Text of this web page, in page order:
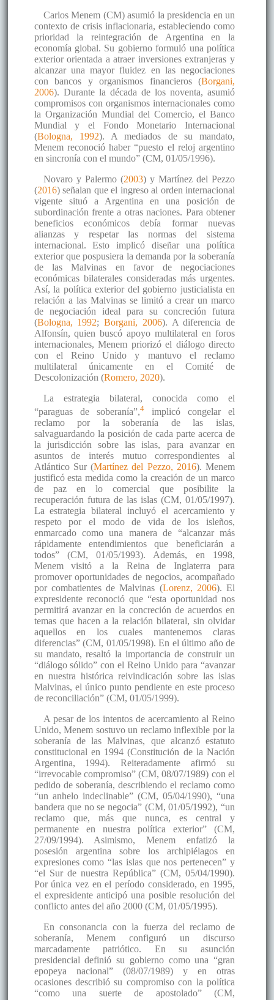
Carlos Menem (CM) asumió la presidencia en un
contexto de crisis inflacionaria, estableciendo como
prioridad la reintegración de Argentina en la
economía global. Su gobierno formuló una política
exterior orientada a atraer inversiones extranjeras y
alcanzar una mayor fluidez en las negociaciones
con bancos y organismos financieros (Borgani,
2006). Durante la década de los noventa, asumió
compromisos con organismos internacionales como
la Organización Mundial del Comercio, el Banco
Mundial y el Fondo Monetario Internacional
(Bologna, 1992). A mediados de su mandato,
Menem reconoció haber “puesto el reloj argentino
en sincronía con el mundo” (CM, 01/05/1996).
Novaro y Palermo (2003) y Martínez del Pezzo
(2016) señalan que el ingreso al orden internacional
vigente situó a Argentina en una posición de
subordinación frente a otras naciones. Para obtener
beneficios económicos debía formar nuevas
alianzas y respetar las normas del sistema
internacional. Esto implicó diseñar una política
exterior que pospusiera la demanda por la soberanía
de las Malvinas en favor de negociaciones
económicas bilaterales consideradas más urgentes.
Así, la política exterior del gobierno justicialista en
relación a las Malvinas se limitó a crear un marco
de negociación ideal para su concreción futura
(Bologna, 1992;Borgani, 2006). A diferencia de
Alfonsín, quien buscó apoyo multilateral en foros
internacionales, Menem priorizó el diálogo directo
con el Reino Unido y mantuvo el reclamo
multilateral únicamente en el Comité de
Descolonización (Romero, 2020).
La estrategia bilateral, conocida como el
“paraguas de soberanía”,4implicó congelar el
reclamo por la soberanía de las islas,
salvaguardando la posición de cada parte acerca de
la jurisdicción sobre las islas, para avanzar en
asuntos de interés mutuo correspondientes al
Atlántico Sur (Martínez del Pezzo, 2016). Menem
justificó esta medida como la creación de un marco
de paz en lo comercial que posibilite la
recuperación futura de las islas (CM, 01/05/1997).
La estrategia bilateral incluyó el acercamiento y
respeto por el modo de vida de los isleños,
enmarcado como una manera de “alcanzar más
rápidamente entendimientos que beneficiarán a
todos” (CM, 01/05/1993). Además, en 1998,
Menem visitó a la Reina de Inglaterra para
promover oportunidades de negocios, acompañado
por combatientes de Malvinas (Lorenz, 2006). El
expresidente reconoció que “esta oportunidad nos
permitirá avanzar en la concreción de acuerdos en
temas que hacen a la relación bilateral, sin olvidar
aquellos en los cuales mantenemos claras
diferencias” (CM, 01/05/1998). En el último año de
su mandato, resaltó la importancia de construir un
“diálogo sólido” con el Reino Unido para “avanzar
en nuestra histórica reivindicación sobre las islas
Malvinas, el único punto pendiente en este proceso
de reconciliación” (CM, 01/05/1999).
A pesar de los intentos de acercamiento al Reino
Unido, Menem sostuvo un reclamo inflexible por la
soberanía de las Malvinas, que alcanzó estatuto
constitucional en 1994 (Constitución de la Nación
Argentina, 1994). Reiteradamente afirmó su
“irrevocable compromiso” (CM, 08/07/1989) con el
pedido de soberanía, describiendo el reclamo como
“un anhelo indeclinable” (CM, 05/04/1990), “una
bandera que no se negocia” (CM, 01/05/1992), “un
reclamo que, más que nunca, es central y
permanente en nuestra política exterior” (CM,
27/09/1994). Asimismo, Menem enfatizó la
posesión argentina sobre los archipiélagos en
expresiones como “las islas que nos pertenecen” y
“el Sur de nuestra República” (CM, 05/04/1990).
Por única vez en el período considerado, en 1995,
el expresidente anticipó una posible resolución del
conflicto antes del año 2000 (CM, 01/05/1995).
En consonancia con la fuerza del reclamo de
soberanía, Menem configuró un discurso
marcadamente patriótico. En su asunción
presidencial definió su gobierno como una “gran
epopeya nacional” (08/07/1989) y en otras
ocasiones describió su compromiso con la política
“como una suerte de apostolado” (CM,